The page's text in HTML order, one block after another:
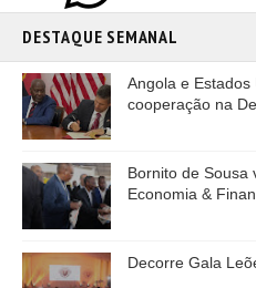
DESTAQUE SEMANAL
Angola e
cooperação na
Bornito de Sousa
Economia &
Decorre Gala